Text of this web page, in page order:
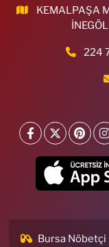
KEMALPAŞA
224
Bursa Nöbetçi